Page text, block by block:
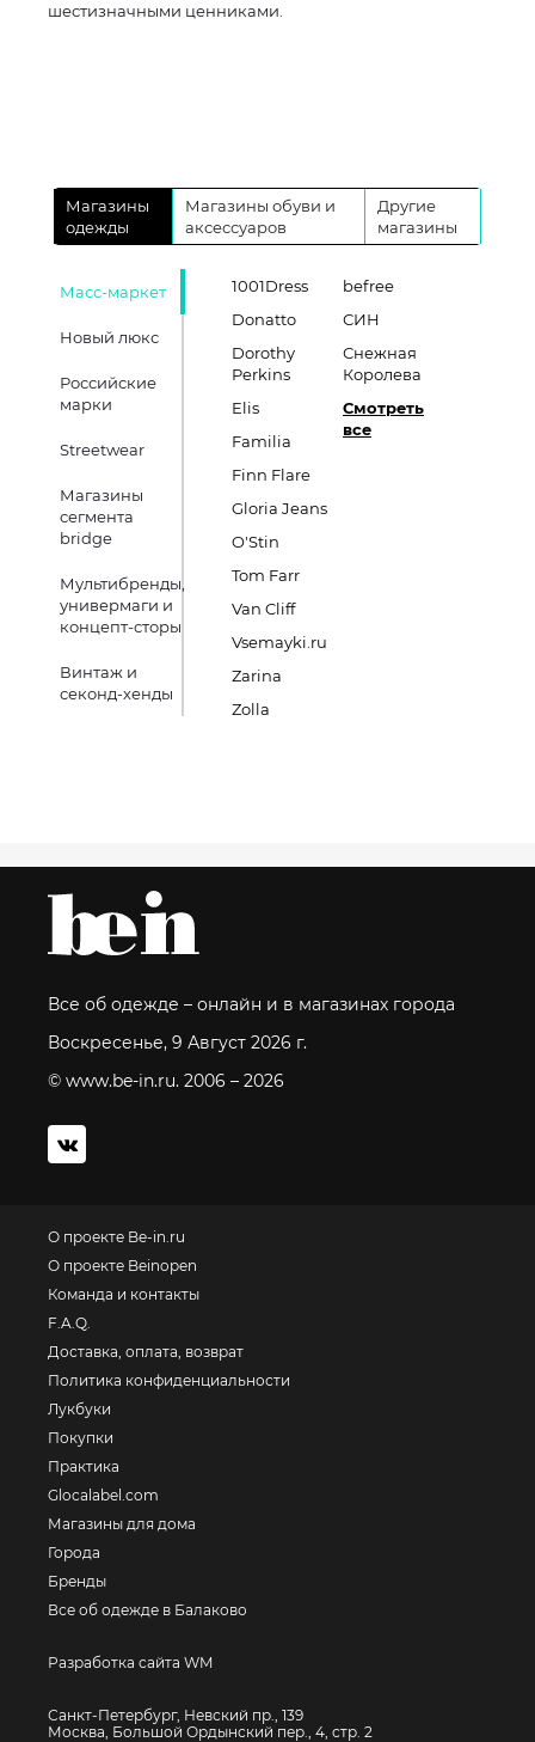
шестизначными ценниками.
Магазины
одежды
Магазины обуви и
аксессуаров
Другие
магазины
Масс-маркет
Новый люкс
Российские
марки
Streetwear
Магазины
сегмента
bridge
Мультибренды,
универмаги и
концепт-сторы
Винтаж и
секонд-хенды
1001Dress
Donatto
Dorothy
Perkins
Elis
Familia
Finn Flare
Gloria Jeans
O'Stin
Tom Farr
Van Cliff
Vsemayki.ru
Zarina
Zolla
befree
СИН
Снежная
Королева
Смотреть
все
Все об одежде – онлайн и в магазинах города
Воскресенье, 9 Август 2026 г.
© www.be-in.ru. 2006 – 2026
О проекте Be-in.ru
О проекте Beinopen
Команда и контакты
F.A.Q.
Доставка, оплата, возврат
Политика конфиденциальности
Лукбуки
Покупки
Практика
Glocalabel.com
Магазины для дома
Города
Бренды
Все об одежде в Балаково
Разработка сайта WM
Санкт-Петербург, Невский пр., 139
Москва, Большой Ордынский пер., 4, стр. 2